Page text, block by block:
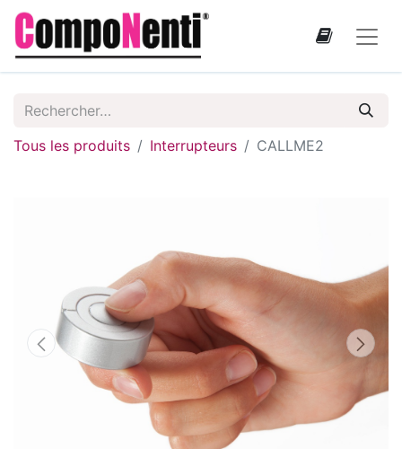
Tous les produits Interrupteurs CALLME2